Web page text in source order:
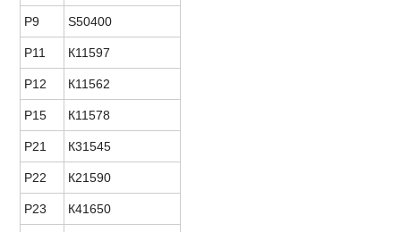
Р9 S50400
Р11 К11597
Р12 К11562
Р15 К11578
Р21 К31545
Р22 К21590
Р23 К41650